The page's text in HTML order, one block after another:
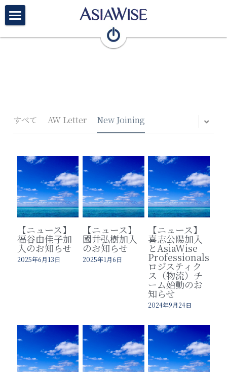
Contact
English
すべて AW Letter New Joining
【ニュース】
福谷由佳子加
入のお知らせ
2025年6月13日
【ニュース】
國井弘樹加入
のお知らせ
2025年1月6日
【ニュース】
喜志公陽加入
とAsiaWise
Professionals
ロジスティク
ス（物流）チ
ーム始動のお
知らせ
2024年9月24日
ブログカテゴリー